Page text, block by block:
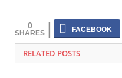
0
RELATED POSTS